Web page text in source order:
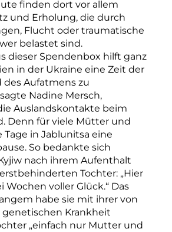
finden dort vor allem
und Erholung, die durch
Flucht oder traumatische
belastet sind.
dieser Spendenbox hilft ganz
in der Ukraine eine Zeit der
des Aufatmens zu
Nadine Mersch,
Auslandskontakte beim
Denn für viele Mütter und
Tage in Jablunitsa eine
So bedankte sich
nach ihrem Aufenthalt
Tochter: „Hier
Wochen voller Glück.“ Das
habe sie mit ihrer von
Krankheit
„einfach nur Mutter und